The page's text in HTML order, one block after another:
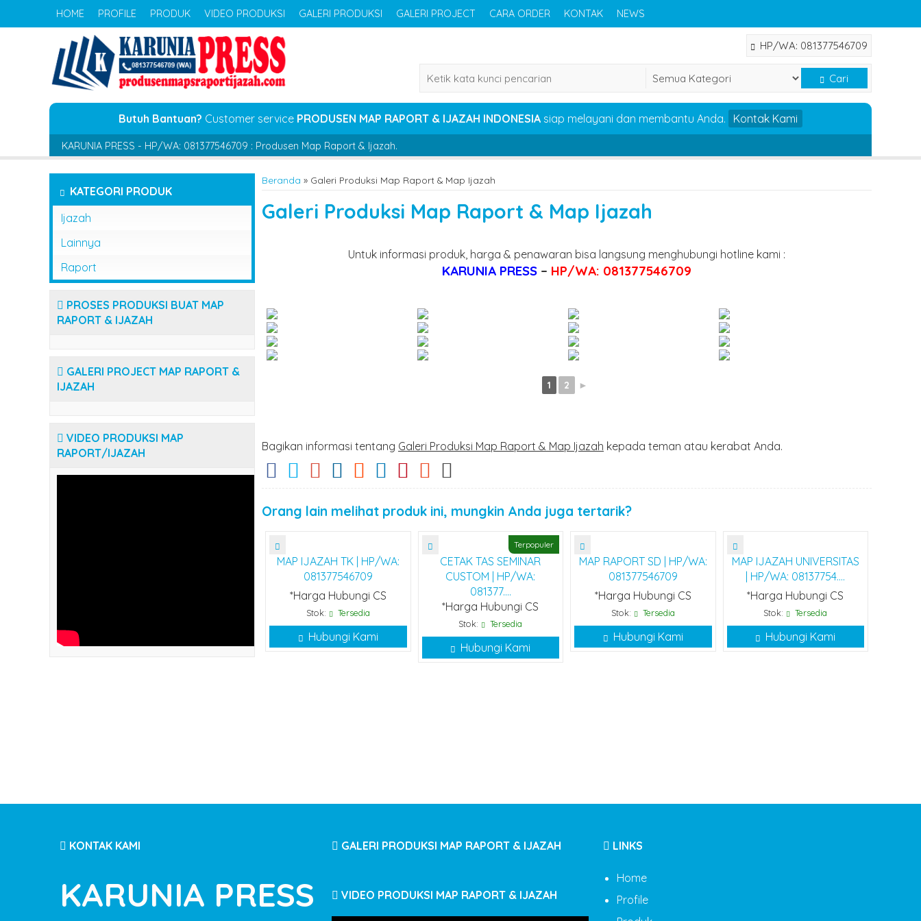
HOME PROFILE PRODUK VIDEO PRODUKSI GALERI PRODUKSI GALERI PROJECT CARA ORDER KONTAK NEWS
HP/WA: 081377546709
Cari
Butuh Bantuan? Customer service PRODUSEN MAP RAPORT & IJAZAH INDONESIA siap melayani dan membantu Anda. Kontak Kami
KARUNIA PRESS - HP/WA: 081377546709 : Produsen Map Raport & Ijazah.
Beranda » Galeri Produksi Map Raport & Map Ijazah
Galeri Produksi Map Raport & Map Ijazah
Untuk informasi produk, harga & penawaran bisa langsung menghubungi hotline kami :
KARUNIA PRESS – HP/WA: 081377546709
1 2 ►
Bagikan informasi tentang Galeri Produksi Map Raport & Map Ijazah kepada teman atau kerabat Anda.
Orang lain melihat produk ini, mungkin Anda juga tertarik?
MAP IJAZAH TK | HP/WA:
081377546709
*Harga Hubungi CS
Stok: Tersedia
Hubungi Kami
Terpopuler
CETAK TAS SEMINAR
CUSTOM | HP/WA:
081377....
*Harga Hubungi CS
Stok: Tersedia
Hubungi Kami
MAP RAPORT SD | HP/WA:
081377546709
*Harga Hubungi CS
Stok: Tersedia
Hubungi Kami
MAP IJAZAH UNIVERSITAS
| HP/WA: 08137754....
*Harga Hubungi CS
Stok: Tersedia
Hubungi Kami
KATEGORI PRODUK
Ijazah
Lainnya
Raport
PROSES PRODUKSI BUAT MAP
RAPORT & IJAZAH
GALERI PROJECT MAP RAPORT &
IJAZAH
VIDEO PRODUKSI MAP
RAPORT/IJAZAH
KONTAK KAMI
KARUNIA PRESS
GALERI PRODUKSI MAP RAPORT & IJAZAH
VIDEO PRODUKSI MAP RAPORT & IJAZAH
LINKS
Home
Profile